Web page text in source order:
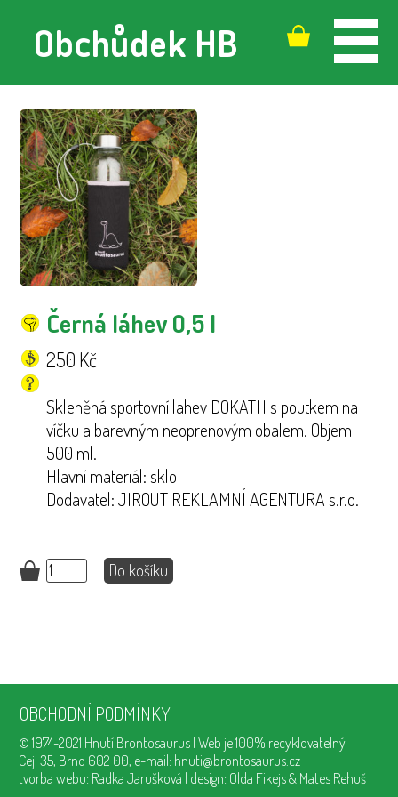
Obchůdek HB
Černá láhev 0,5 l
250 Kč
Skleněná sportovní lahev DOKATH s poutkem na
víčku a barevným neoprenovým obalem. Objem
500 ml.
Hlavní materiál: sklo
Dodavatel: JIROUT REKLAMNÍ AGENTURA s.r.o.
Černá
láhev
Do košíku
OBCHODNÍ PODMÍNKY
© 1974-2021 Hnutí Brontosaurus | Web je 100% recyklovatelný
Cejl 35, Brno 602 00, e-mail: hnuti@brontosaurus.cz
tvorba webu: Radka Jarušková | design: Olda Fikejs& Mates Rehuš